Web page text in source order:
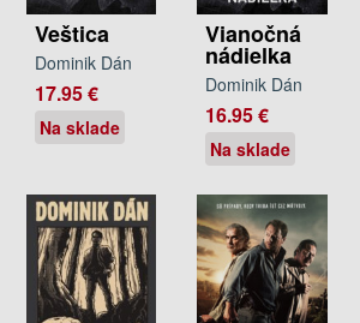
Veštica
Dominik Dán
17.95 €
Na sklade
Vianočná
nádielka
Dominik Dán
16.95 €
Na sklade